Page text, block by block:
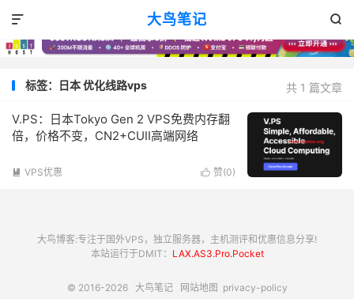
大鸟笔记 

共 1 篇文章
标签：日本 优化线路vps
V.PS：日本Tokyo Gen 2 VPS免费内存翻
倍，价格不变，CN2+CUII高端网络
 赞(0)
 VPS优惠
大鸟博客:专注于国外VPS，独立服务器，主机测评和优惠信息分享!
本站运行于DMIT： LAX.AS3.Pro.Pocket
© 2016-2026 大鸟笔记 网站地图 privacy-policy